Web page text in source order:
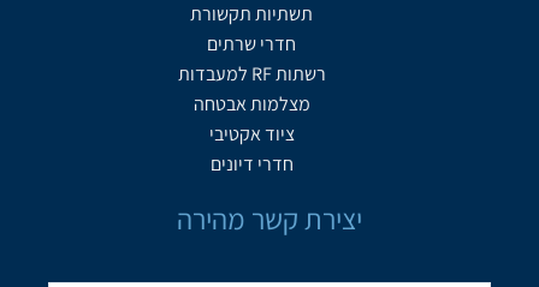
תשתיות תקשורת
חדרי שרתים
רשתות RF למעבדות
מצלמות אבטחה
ציוד אקטיבי
חדרי דיונים
יצירת קשר מהירה